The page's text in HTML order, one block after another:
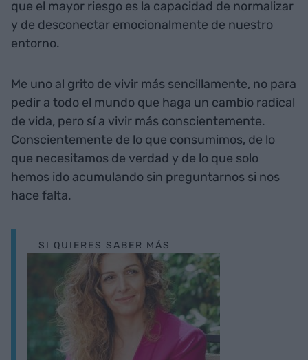
que el mayor riesgo es la capacidad de normalizar
y de desconectar emocionalmente de nuestro
entorno.
Me uno al grito de vivir más sencillamente, no para
pedir a todo el mundo que haga un cambio radical
de vida, pero sí a vivir más conscientemente.
Conscientemente de lo que consumimos, de lo
que necesitamos de verdad y de lo que solo
hemos ido acumulando sin preguntarnos si nos
hace falta.
SI QUIERES SABER MÁS